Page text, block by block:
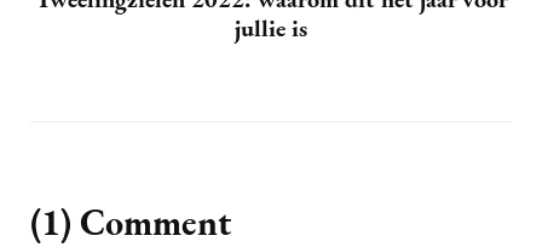
jullie is
(1) Comment